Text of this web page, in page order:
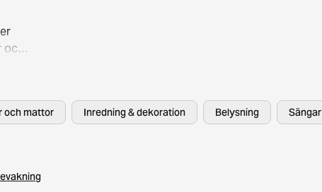
och
att
och mattor Inredning & dekoration Belysning Sängar